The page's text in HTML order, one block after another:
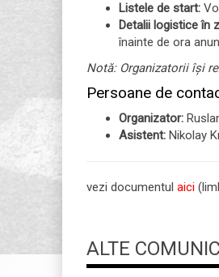
Listele de start:
Detalii logistice în
înainte de ora
Notă: Organizatorii își
Persoane de
Organizator:
Asistent: Nikolay
vezi documentul aici
ALTE